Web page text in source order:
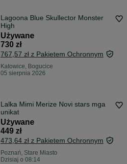
Lagoona Blue Skullector Monster
High
Używane
730 zł
767,57 zł z Pakietem Ochronnym
Katowice, Bogucice
05 sierpnia 2026
Lalka Mimi Merize Novi stars mga
unikat
Używane
449 zł
473,64 zł z Pakietem Ochronnym
Poznań, Stare Miasto
Dzisiaj o 08:14